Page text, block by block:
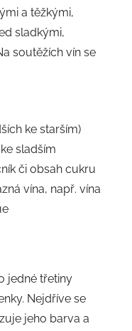
a těžkými,
sladkými,
soutěžích vín se
ke starším)
sladším
či obsah cukru
vína, např. vína
jedné třetiny
Nejdříve se
jeho barva a